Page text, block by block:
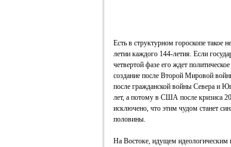
Есть в структурном гороскопе такое
летии каждого 144-летия. Если
четвертой фазе его ждет
создание после Второй Мировой
после гражданской войны Севера и
лет, а потому в США после кризиса
исключено, что этим чудом станет
половины.
На Востоке, идущем идеологическим